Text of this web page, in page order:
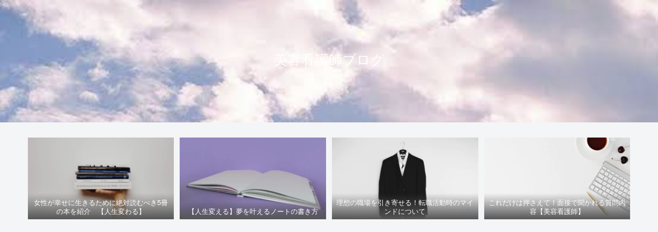
美容看護師ブログ
女性が幸せに生きるために絶対読むべき5冊
の本を紹介 【人生変わる】
【人生変える】夢を叶えるノートの書き方
理想の職場を引き寄せる！転職活動時のマイ
ンドについて
これだけは押さえて！面接で聞かれる質問内
容【美容看護師】